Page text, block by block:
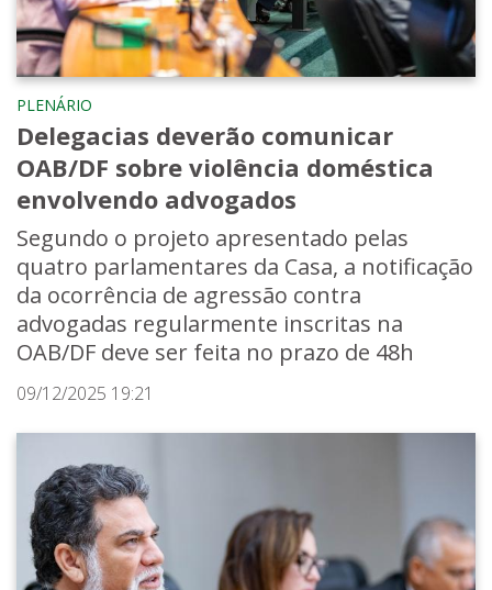
PLENÁRIO
Delegacias deverão comunicar
OAB/DF sobre violência doméstica
envolvendo advogados
Segundo o projeto apresentado pelas
quatro parlamentares da Casa, a notificação
da ocorrência de agressão contra
advogadas regularmente inscritas na
OAB/DF deve ser feita no prazo de 48h
09/12/2025 19:21